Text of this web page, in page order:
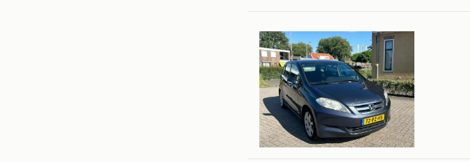
Mijn
Favorieten
apk keuringstation Spijkenisse
Spijkenisse